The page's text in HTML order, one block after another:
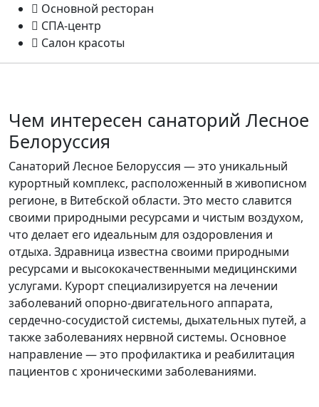
Основной ресторан
СПА-центр
Салон красоты
Чем интересен санаторий Лесное
Белоруссия
Санаторий Лесное Белоруссия — это уникальный
курортный комплекс, расположенный в живописном
регионе, в Витебской области. Это место славится
своими природными ресурсами и чистым воздухом,
что делает его идеальным для оздоровления и
отдыха. Здравница известна своими природными
ресурсами и высококачественными медицинскими
услугами. Курорт специализируется на лечении
заболеваний опорно-двигательного аппарата,
сердечно-сосудистой системы, дыхательных путей, а
также заболеваниях нервной системы. Основное
направление — это профилактика и реабилитация
пациентов с хроническими заболеваниями.